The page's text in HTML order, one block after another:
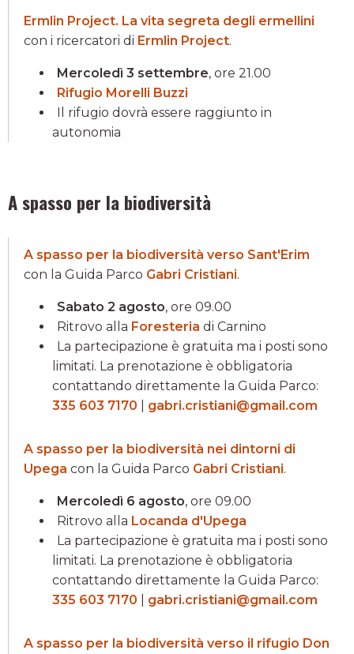
Ermlin Project. La vita segreta degli ermellini
con i ricercatori di Ermlin Project.
Mercoledì 3 settembre, ore 21.00
Rifugio Morelli Buzzi
Il rifugio dovrà essere raggiunto in
autonomia
A spasso per la biodiversità
A spasso per la biodiversità verso Sant'Erim
con la Guida Parco Gabri Cristiani.
Sabato 2 agosto, ore 09.00
Ritrovo alla Foresteria di Carnino
La partecipazione è gratuita ma i posti sono
limitati. La prenotazione è obbligatoria
contattando direttamente la Guida Parco:
335 603 7170
gabri.cristiani@gmail.com
A spasso per la biodiversità nei dintorni di
Upega con la Guida Parco Gabri Cristiani.
Mercoledì 6 agosto, ore 09.00
Ritrovo alla Locanda d'Upega
La partecipazione è gratuita ma i posti sono
limitati. La prenotazione è obbligatoria
contattando direttamente la Guida Parco:
335 603 7170
gabri.cristiani@gmail.com
A spasso per la biodiversità verso il rifugio Don